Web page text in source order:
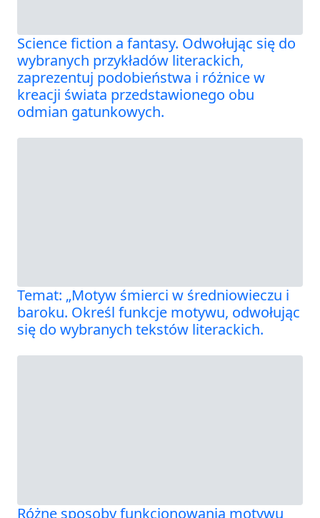
Science fiction a fantasy. Odwołując się do
wybranych przykładów literackich,
zaprezentuj podobieństwa i różnice w
kreacji świata przedstawionego obu
odmian gatunkowych.
Temat: „Motyw śmierci w średniowieczu i
baroku. Określ funkcje motywu, odwołując
się do wybranych tekstów literackich.
Różne sposoby funkcjonowania motywu